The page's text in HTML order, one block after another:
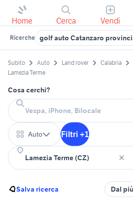
Home Cerca Vendi
Ricerche golf auto Catanzaro
Subito Auto Land rover Calabria
Lamezia Terme
Cosa cerchi?
Auto Filtri +1
Salva ricerca Dal